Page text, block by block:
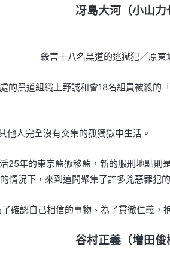
冴島大河（小山
殺害十八名黑道的逃獄犯／原東
黑道組織上野誠和會18名組員被殺的
人完全沒有交集的孤獨獄中生活。
25年的東京監獄移監，新的服刑地點則
情況下，來到這間聚集了許多兇惡罪
確認自己相信的事物、為了貫徹仁義
谷村正義（増田